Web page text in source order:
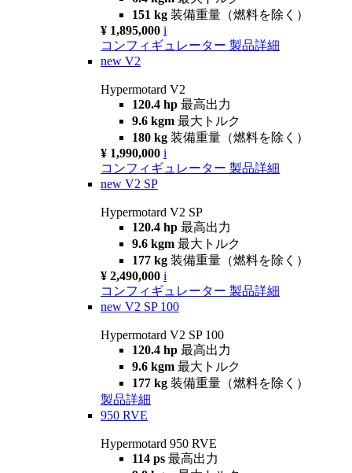
151 kg 装備重量（燃料を除く）
¥ 1,895,000 i
コンフィギュレーター 製品詳細
new V2
Hypermotard V2
120.4 hp 最高出力
9.6 kgm 最大トルク
180 kg 装備重量（燃料を除く）
¥ 1,990,000 i
コンフィギュレーター 製品詳細
new V2 SP
Hypermotard V2 SP
120.4 hp 最高出力
9.6 kgm 最大トルク
177 kg 装備重量（燃料を除く）
¥ 2,490,000 i
コンフィギュレーター 製品詳細
new V2 SP 100
Hypermotard V2 SP 100
120.4 hp 最高出力
9.6 kgm 最大トルク
177 kg 装備重量（燃料を除く）
製品詳細
950 RVE
Hypermotard 950 RVE
114 ps 最高出力